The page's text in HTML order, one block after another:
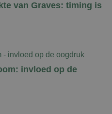
van Graves: timing is
invloed op de